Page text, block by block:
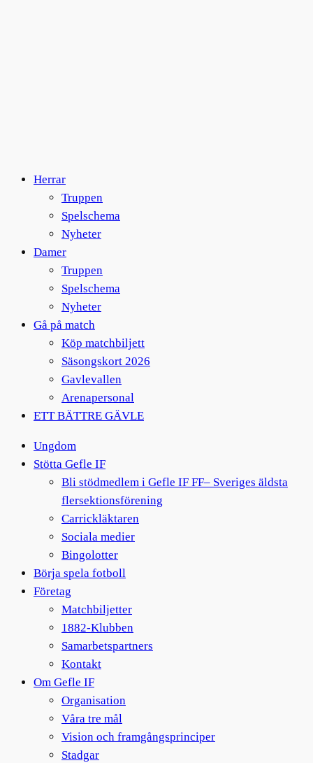
Herrar
Truppen
Spelschema
Nyheter
Damer
Truppen
Spelschema
Nyheter
Gå på match
Köp matchbiljett
Säsongskort 2026
Gavlevallen
Arenapersonal
ETT BÄTTRE GÄVLE
Ungdom
Stötta Gefle IF
Bli stödmedlem i Gefle IF FF– Sveriges äldsta
flersektionsförening
Carrickläktaren
Sociala medier
Bingolotter
Börja spela fotboll
Företag
Matchbiljetter
1882-Klubben
Samarbetspartners
Kontakt
Om Gefle IF
Organisation
Våra tre mål
Vision och framgångsprinciper
Stadgar